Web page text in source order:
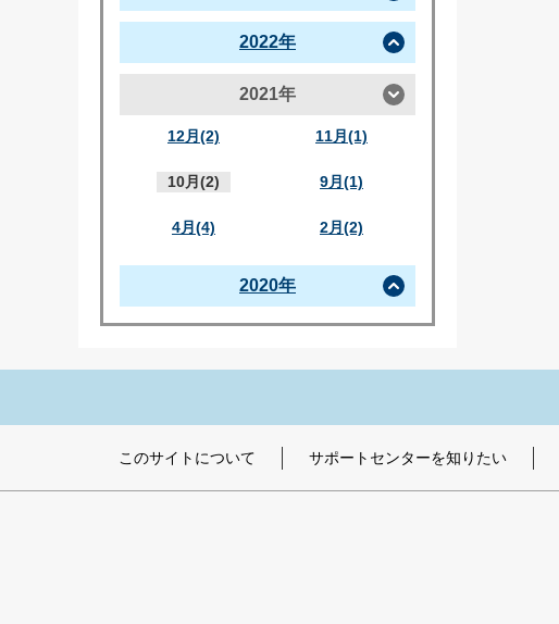
2022年
2021年
12月(2) 11月(1)
10月(2) 9月(1)
4月(4) 2月(2)
2020年
このサイトについて サポートセンターを知りたい